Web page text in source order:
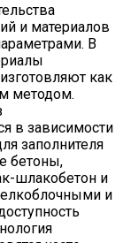
и материалов
В
как
методом.
в зависимости
заполнителя
бетоны,
шлакобетон и
и